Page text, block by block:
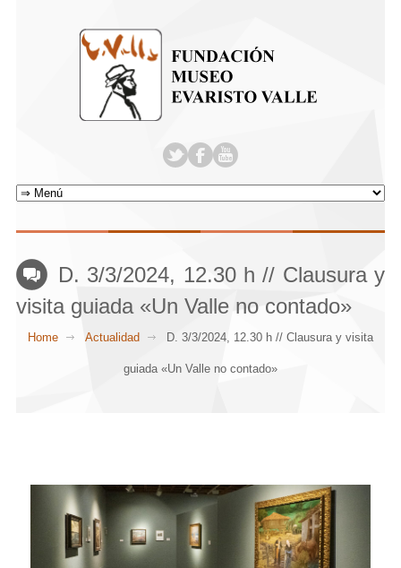
D. 3/3/2024, 12.30 h // Clausura y
visita guiada «Un Valle no contado»
Home Actualidad D. 3/3/2024, 12.30 h // Clausura y visita
guiada «Un Valle no contado»